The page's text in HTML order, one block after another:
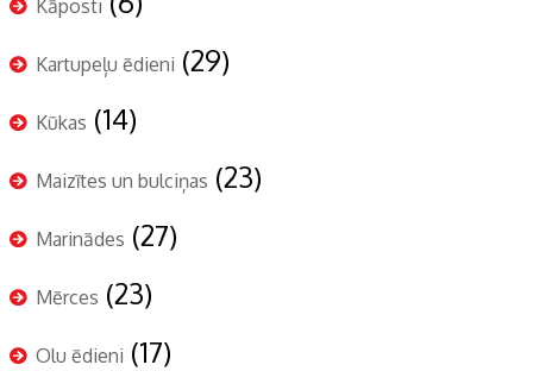
Kāposti
Kartupeļu ēdieni (29)
Kūkas (14)
Maizītes un bulciņas (23)
Marinādes (27)
Mērces (23)
Olu ēdieni (17)